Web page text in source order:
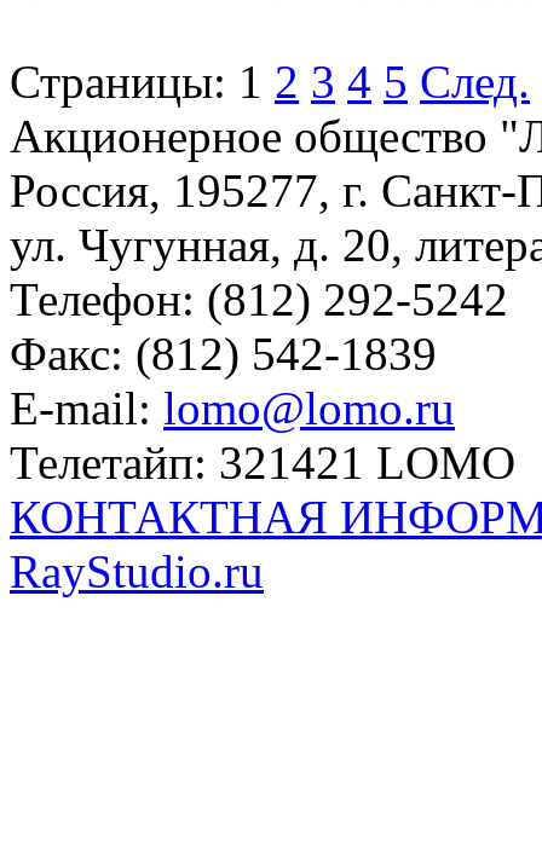
Страницы: 1 2 3 4 5 След.
Акционерное общество
Россия, 195277, г. Санкт-
ул. Чугунная, д. 20,
Телефон: (812) 292-5242
Факс: (812) 542-1839
E-mail: lomo@lomo.ru
Телетайп: 321421 LOMO
КОНТАКТНАЯ
RayStudio.ru